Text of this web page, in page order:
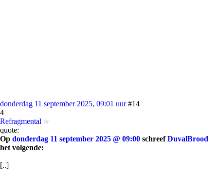
donderdag 11 september 2025, 09:01 uur #14
4
Refragmental
quote:
Op donderdag 11 september 2025 @ 09:00 schreefDuvalBrood
het volgende:
[..]